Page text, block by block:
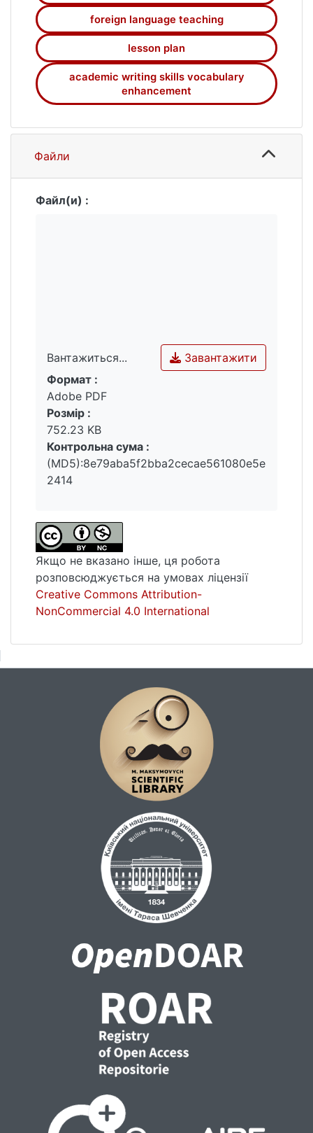
foreign language teaching
lesson plan
academic writing skills vocabulary
enhancement
Файли
Файл(и) :
Вантажиться...
Вантажиться...
Завантажити
Формат :
Adobe PDF
Розмір :
752.23 KB
Контрольна сума :
(MD5):8e79aba5f2bba2cecae561080e5e
2414
Якщо не вказано інше, ця робота
розповсюджується на умовах ліцензії
Creative Commons Attribution-
NonCommercial 4.0 International